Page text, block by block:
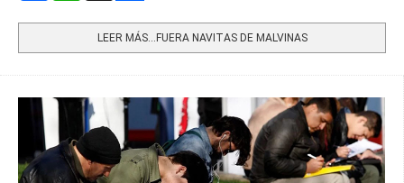
LEER MÁS…FUERA NAVITAS DE MALVINAS